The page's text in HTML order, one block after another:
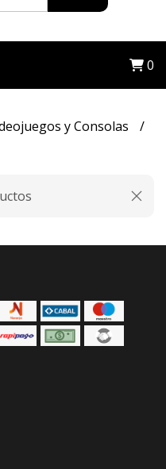
0
y Consolas